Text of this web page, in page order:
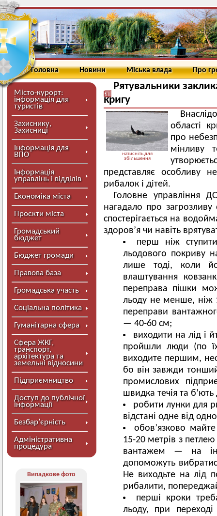
Головна Новини Міська влада Про
Місто-курорт:
інформація для
туристів
Захиснику,
Захисниці
Інформація для
ВПО
Інформація
управлінь і відділів
Економіка міста
Проєкти міста
Громадський
бюджет
Бюджет громади
Правова база
Громадська участь
Соціальна політика
Гуманітарна сфера
Сфера ЖКГ,
транспорт,
архітектура та
земельні відносини
Підприємництво
Доступ до публічної
інформації
Безбар’єрність
Адміністративна
процедура
Випадкове фото
Рятувальники
кригу
натисніть для
збільшення
області
про
мінливу
представляє особливу
рибалок і дітей.
Головне управління
нагадало про загрозливу
спостерігається на
здоров’я чи навіть
перш ніж
льодового покриву
лише тоді, коли
влаштування
переправа пішки
льоду не менше, ніж
переправи
— 40-60 см;
виходити на лід і
пройшли люди (по
виходите першим,
бо він завжди
промислових
швидка течія та
робити лунки для
відстані одне від
обов’язково
15-20 метрів з
вантажем — на
допоможуть
Не виходьте на лід
рибалити,
перші кроки
льоду, при